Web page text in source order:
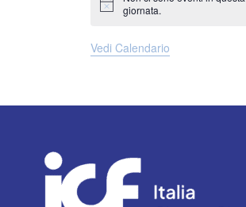
Noticegiornata.
Vedi Calendario